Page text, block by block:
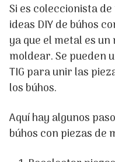
Si es coleccionista
ideas DIY de búhos
ya que el metal es
moldear. Se pueden
TIG para unir las
los búhos.
Aquí hay algunos
búhos con piezas de